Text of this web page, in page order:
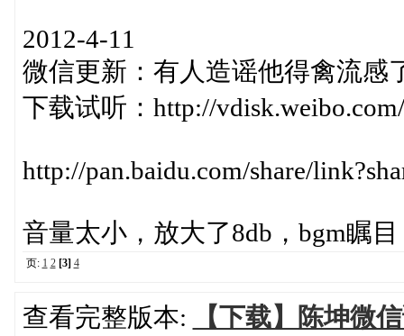
2012-4-11
微信更新：有人造谣他得禽流
下载试听：http://
http://pan.baidu.com/share/
音量太小，放大了8db，bgm瞩
页: 1 2 [3] 4
查看完整版本: 【下载】陈坤微